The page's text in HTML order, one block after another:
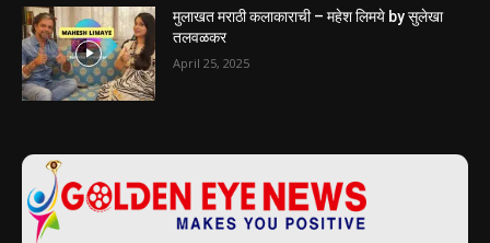
मुलाखत मराठी कलाकाराची – महेश लिमये by सुलेखा
तलवळकर
April 25, 2025